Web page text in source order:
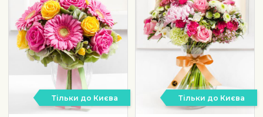
Тільки до Києва Тільки до Києва